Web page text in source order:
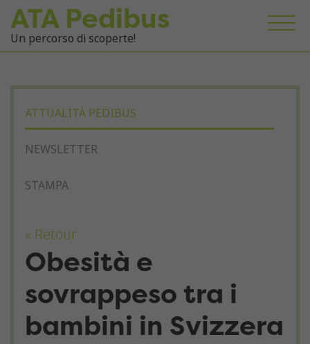
ATA Pedibus
Un percorso di scoperte!
ATTUALITÀ PEDIBUS
NEWSLETTER
STAMPA
« Retour
Obesità e
sovrappeso tra i
bambini in Svizzera